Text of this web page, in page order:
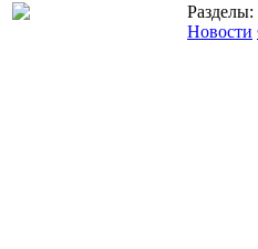
Разделы:
Новости